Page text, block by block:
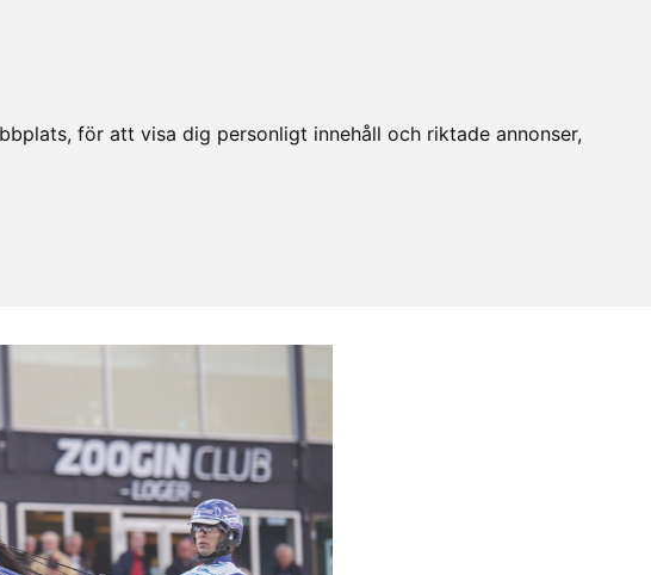
för att visa dig personligt innehåll och riktade annonser,